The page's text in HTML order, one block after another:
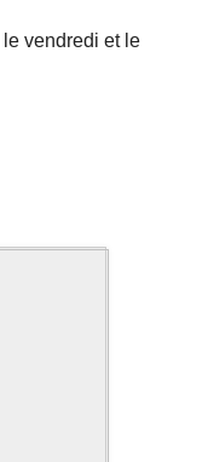
vendredi et le